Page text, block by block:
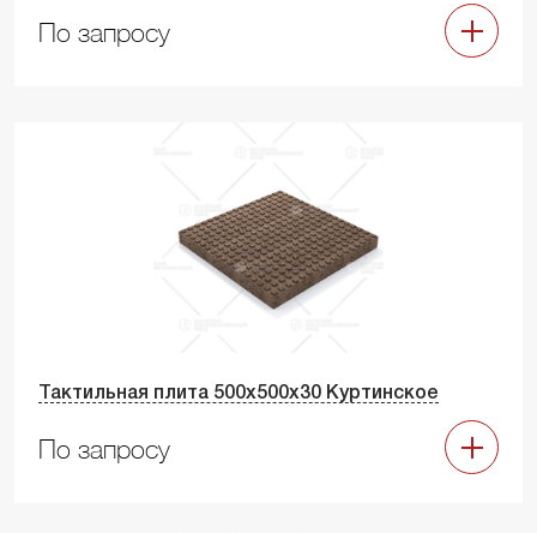
По запросу
Тактильная плита 500х500х30 Куртинское
По запросу